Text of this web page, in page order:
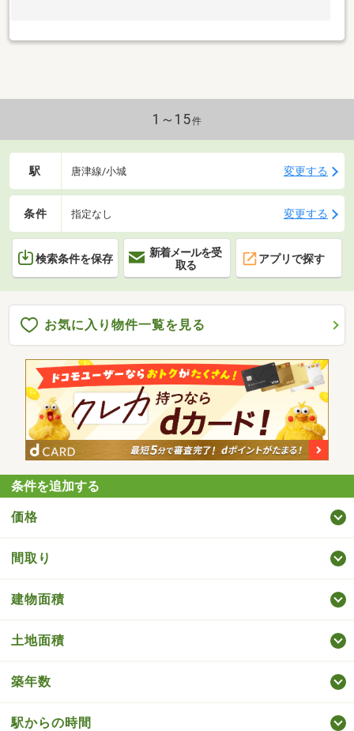
1～15件
駅 唐津線/小城 変更する
条件 指定なし 変更する
検索条件を保存
新着メールを受
取る
アプリで探す
お気に入り物件一覧を見る
条件を追加する
価格
間取り
建物面積
土地面積
築年数
駅からの時間